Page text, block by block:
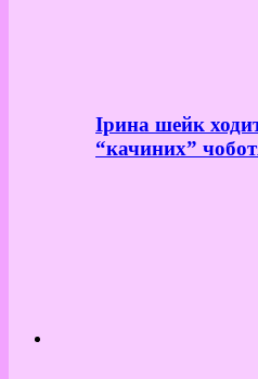
Ірина шейк
“качиних”